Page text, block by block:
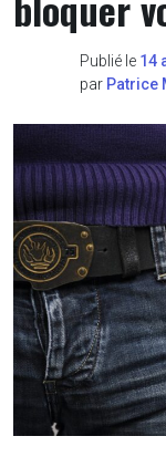
Publié le 14
par Patrice